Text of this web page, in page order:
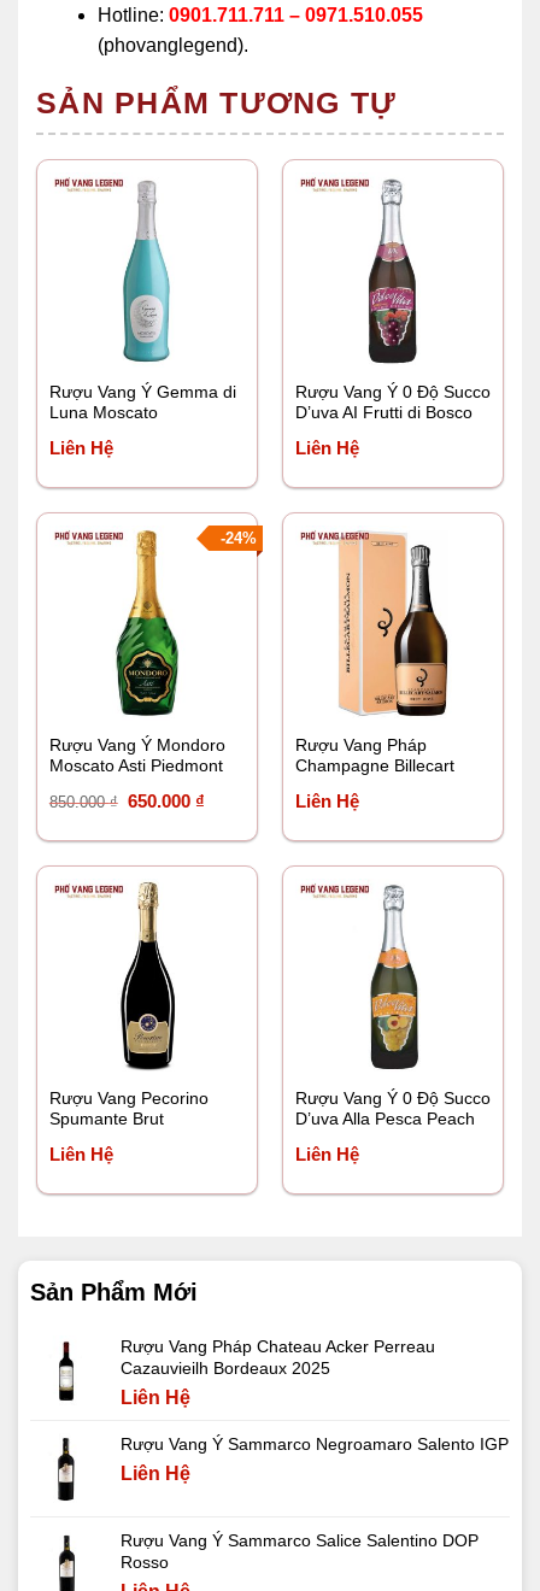
Sản Phẩm Mới
Rượu Vang Pháp Chateau Acker Perreau
Cazauvieilh Bordeaux 2025
Liên Hệ
Rượu Vang Ý Sammarco Negroamaro Salento IGP
Liên Hệ
Rượu Vang Ý Sammarco Salice Salentino DOP
Rosso
Hotline: 0901.711.711 – 0971.510.055
(phovanglegend).
SẢN PHẨM TƯƠNG TỰ
Rượu Vang Ý Gemma di
Luna Moscato
Liên Hệ
Rượu Vang Ý 0 Độ Succo
D’uva AI Frutti di Bosco
Liên Hệ
-24%
Rượu Vang Ý Mondoro
Moscato Asti Piedmont
850.000₫ Giá
850.000 ₫.
650.000 ₫Giá
Rượu Vang Pháp
Champagne Billecart
Liên Hệ
Rượu Vang Pecorino
Spumante Brut
Liên Hệ
Rượu Vang Ý 0 Độ Succo
D’uva Alla Pesca Peach
Liên Hệ